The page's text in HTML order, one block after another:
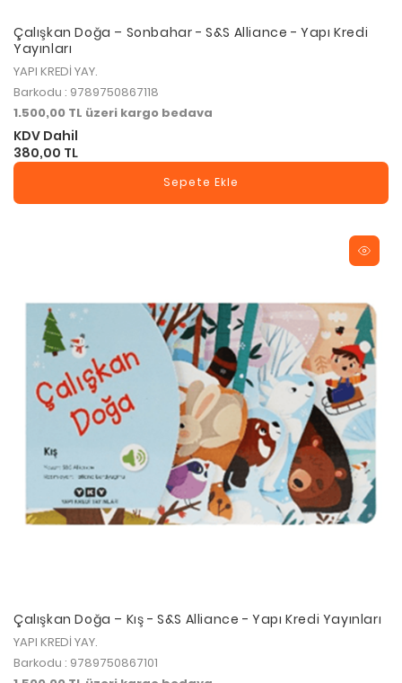
Çalışkan Doğa – Sonbahar - S&S Alliance - Yapı Kredi
Yayınları
YAPI KREDİ YAY.
Barkodu : 9789750867118
1.500,00 TL üzeri kargo bedava
KDV Dahil
380,00 TL
Sepete Ekle
Çalışkan Doğa – Kış - S&S Alliance - Yapı Kredi Yayınları
YAPI KREDİ YAY.
Barkodu : 9789750867101